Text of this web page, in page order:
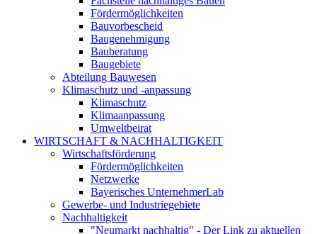
Fördermöglichkeiten
Bauvorbescheid
Baugenehmigung
Bauberatung
Baugebiete
Abteilung Bauwesen
Klimaschutz und -anpassung
Klimaschutz
Klimaanpassung
Umweltbeirat
WIRTSCHAFT & NACHHALTIGKEIT
Wirtschaftsförderung
Fördermöglichkeiten
Netzwerke
Bayerisches UnternehmerLab
Gewerbe- und Industriegebiete
Nachhaltigkeit
"Neumarkt nachhaltig" - Der Link zu aktuellen